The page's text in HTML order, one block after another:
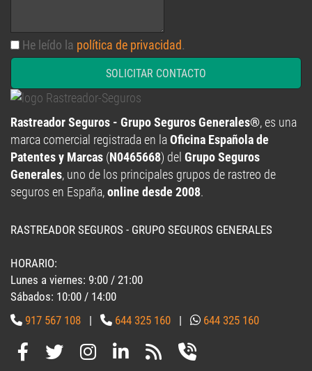
He leído la política de privacidad.
SOLICITAR CONTACTO
Rastreador Seguros - Grupo Seguros Generales®, es una
marca comercial registrada en laOficina Española de
Patentes y Marcas (N0465668) del Grupo Seguros
Generales, uno de los principales grupos de rastreo de
seguros en España,online desde 2008.
RASTREADOR SEGUROS - GRUPO SEGUROS GENERALES
HORARIO:
Lunes a viernes: 9:00 / 21:00
Sábados: 10:00 / 14:00
917 567 108 | 644 325 160 | 644 325 160